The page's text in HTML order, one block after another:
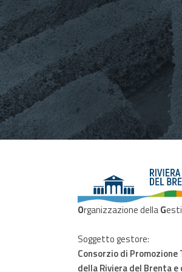
Organizzazione dellaG
Soggetto gestore:
Consorzio di
della Riviera del Brenta